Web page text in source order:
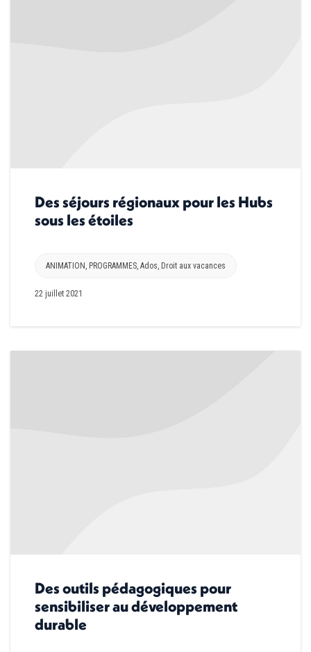
Des séjours régionaux pour les Hubs
sous les étoiles
ANIMATION , PROGRAMMES, Ados, Droit aux vacances
22 juillet 2021
Des outils pédagogiques pour
sensibiliser au développement
durable